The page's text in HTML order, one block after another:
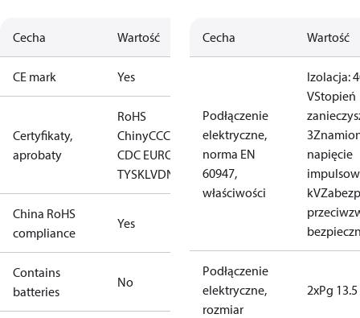
Cecha Wartość
CE mark Yes
Certyfikaty,
aprobaty
RoHS
ChinyCCC CMIMEACGLLLC
CDC EURO-
TYSKLVDNKK RMRSRoHS
China RoHS
compliance
Yes
Contains
batteries
No
Cecha Wartość
Podłączenie
elektryczne,
norma EN
60947,
właściwości
Izolacja:
VStopień
3
napięcie
kV
Podłączenie
elektryczne,
rozmiar
2xPg 13.5